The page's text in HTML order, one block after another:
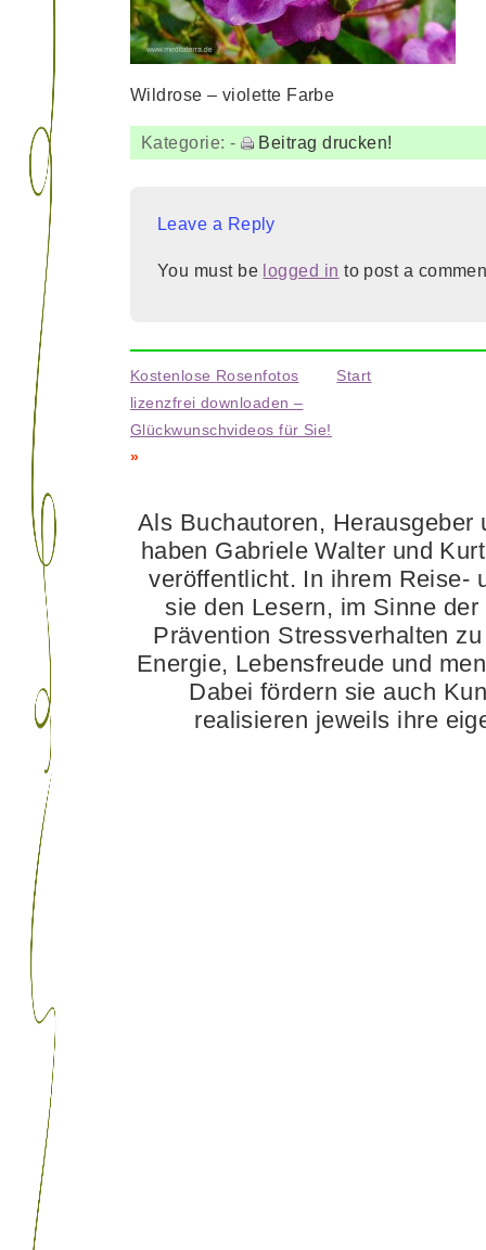
Wildrose – violette Farbe
Kategorie:- Beitrag drucken!
Leave a Reply
You must be logged in to post a
Kostenlose Rosenfotos
lizenzfrei downloaden –
Glückwunschvideos für Sie!
»
Start
Als Buchautoren, Herausgeber
haben Gabriele Walter und
veröffentlicht. In ihrem Reise-
sie den Lesern, im Sinne
Prävention Stressverhalten
Energie, Lebensfreude und
Dabei fördern sie auch
realisieren jeweils ihre